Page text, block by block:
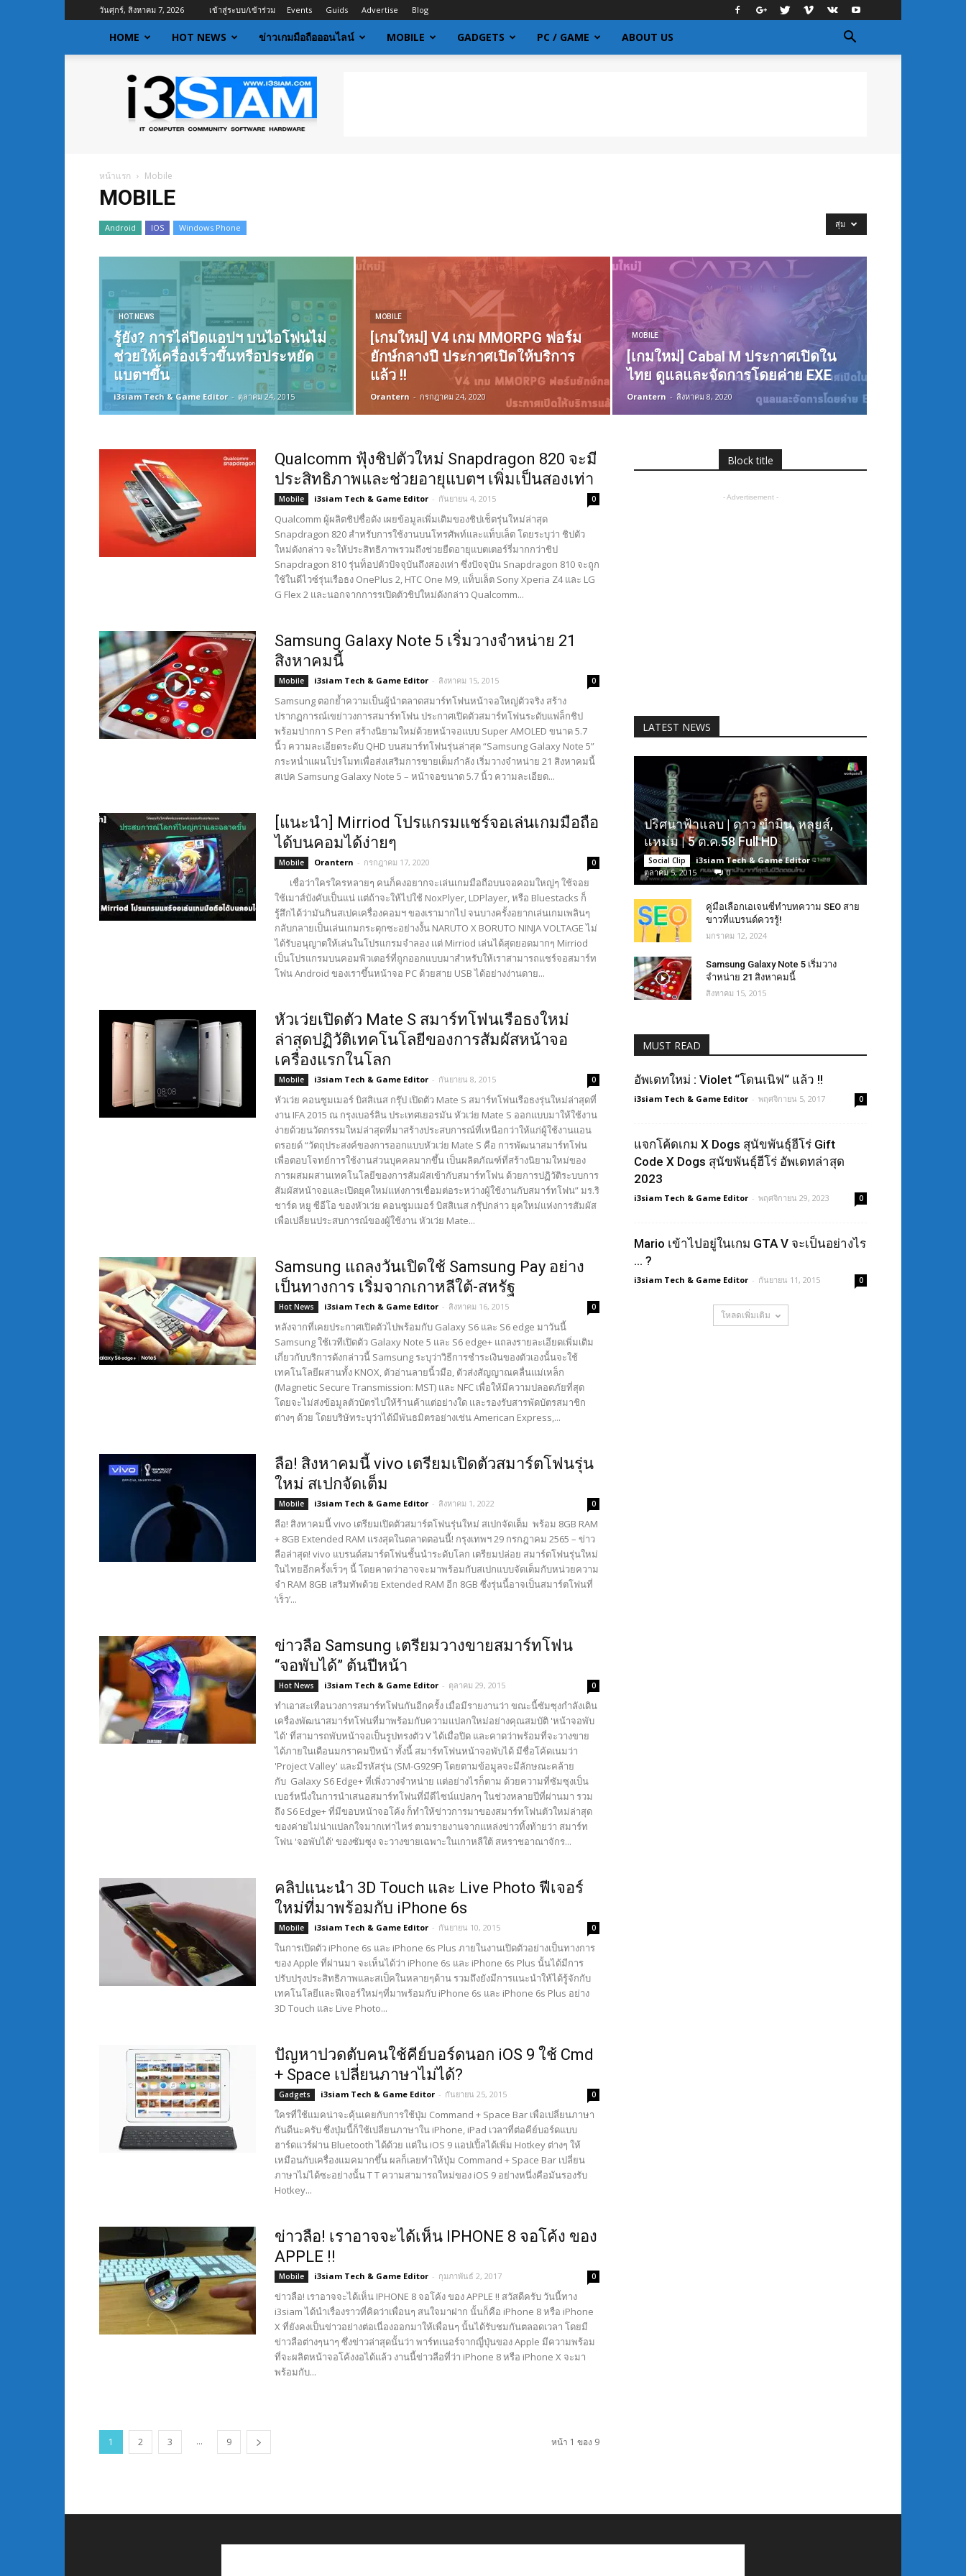
วันศุกร์, สิงหาคม 7, 2026 เข้าสู่ระบบ/เข้าร่วม Events Guids Advertise Blog
HOME HOT NEWS ข่าวเกมมือถือออนไลน์ MOBILE GADGETS PC / GAME ABOUT US
I3siam
ข่าว
ไอที
ข่าวสาร
กับ
เทคโนโลยี
หน้าแรก Mobile
MOBILE
Android IOS Windows Phone สุ่ม
HOT NEWS
รู้ยัง? การไล่ปิดแอปฯ บนไอโฟนไม่
ช่วยให้เครื่องเร็วขึ้นหรือประหยัด
แบตฯขึ้น
i3siam Tech & Game Editor - ตุลาคม 24, 2015
MOBILE
[เกมใหม่] V4 เกม MMORPG ฟอร์ม
ยักษ์กลางปี ประกาศเปิดให้บริการ
แล้ว !!
Orantern - กรกฎาคม 24, 2020
MOBILE
[เกมใหม่] Cabal M ประกาศเปิดใน
ไทย ดูแลและจัดการโดยค่าย EXE
Orantern - สิงหาคม 8, 2020
Qualcomm ฟุ้งชิปตัวใหม่ Snapdragon 820 จะมี
ประสิทธิภาพและช่วยอายุแบตฯ เพิ่มเป็นสองเท่า
Mobile i3siam Tech & Game Editor - กันยายน 4, 2015 0
Qualcomm ผู้ผลิตชิปชื่อดัง เผยข้อมูลเพิ่มเติมของชิปเช็ตรุ่นใหม่ล่าสุด
Snapdragon 820 สำหรับการใช้งานบนโทรศัพท์และแท็บเล็ต โดยระบุว่า ชิปตัว
ใหม่ดังกล่าว จะให้ประสิทธิภาพรวมถึงช่วยยืดอายุแบตเตอร์รี่มากกว่าชิป
Snapdragon 810 รุ่นท็อปตัวปัจจุบันถึงสองเท่า ซึ่งปัจจุบัน Snapdragon 810 จะถูก
ใช้ในดีไวซ์รุ่นเรือธง OnePlus 2, HTC One M9, แท็บเล็ต Sony Xperia Z4 และ LG
G Flex 2 และนอกจากการรเปิดตัวชิปใหม่ดังกล่าว Qualcomm...
Samsung Galaxy Note 5 เริ่มวางจำหน่าย 21
สิงหาคมนี้
Mobile i3siam Tech & Game Editor - สิงหาคม 15, 2015 0
Samsung ตอกย้ำความเป็นผู้นำตลาดสมาร์ทโฟนหน้าจอใหญ่ตัวจริง สร้าง
ปรากฏการณ์เขย่าวงการสมาร์ทโฟน ประกาศเปิดตัวสมาร์ทโฟนระดับแฟล็กชิป
พร้อมปากกา S Pen สร้างนิยามใหม่ด้วยหน้าจอแบบ Super AMOLED ขนาด 5.7
นิ้ว ความละเอียดระดับ QHD บนสมาร์ทโฟนรุ่นล่าสุด “Samsung Galaxy Note 5”
กระหน่ำแผนโปรโมทเพื่อส่งเสริมการขายเต็มกำลัง เริ่มวางจำหน่าย 21 สิงหาคมนี้
สเปค Samsung Galaxy Note 5 – หน้าจอขนาด 5.7 นิ้ว ความละเอียด...
[แนะนำ] Mirriod โปรแกรมแชร์จอเล่นเกมมือถือ
ได้บนคอมได้ง่ายๆ
Mobile Orantern - กรกฎาคม 17, 2020 0
เชื่อว่าใครใครหลายๆ คนก็คงอยากจะเล่นเกมมือถือบนจอคอมใหญ่ๆ ใช้จอย
ใช้เมาส์บังคับเป็นแน่ แต่ถ้าจะให้ไปใช้ NoxPlyer, LDPlayer, หรือ Bluestacks ก็
รู้สึกได้ว่ามันกินสเปคเครื่องคอมฯ ของเรามากไป จนบางครั้งอยากเล่นเกมเพลินๆ
กลับกลายเป็นเล่นเกมกระตุกซะอย่างงั้น NARUTO X BORUTO NINJA VOLTAGE ไม่
ได้รับอนุญาตให้เล่นในโปรแกรมจำลอง แต่ Mirriod เล่นได้สุดยอดมากๆ Mirriod
เป็นโปรแกรมบนคอมพิวเตอร์ที่ถูกออกแบบมาสำหรับให้เราสามารถแชร์จอสมาร์ท
โฟน Android ของเราขึ้นหน้าจอ PC ด้วยสาย USB ได้อย่างง่านดาย...
หัวเว่ยเปิดตัว Mate S สมาร์ทโฟนเรือธงใหม่
ล่าสุดปฏิวัติเทคโนโลยีของการสัมผัสหน้าจอ
เครื่องแรกในโลก
Mobile i3siam Tech & Game Editor - กันยายน 8, 2015 0
หัวเว่ย คอนซูมเมอร์ บิสสิเนส กรุ๊ป เปิดตัว Mate S สมาร์ทโฟนเรือธงรุ่นใหม่ล่าสุดที่
งาน IFA 2015 ณ กรุงเบอร์ลิน ประเทศเยอรมัน หัวเว่ย Mate S ออกแบบมาให้ใช้งาน
ง่ายด้วยนวัตกรรมใหม่ล่าสุดที่มาสร้างประสบการณ์ที่เหนือกว่าให้แก่ผู้ใช้งานแอน
ดรอยด์ “วัตถุประสงค์ของการออกแบบหัวเว่ย Mate S คือ การพัฒนาสมาร์ทโฟน
เพื่อตอบโจทย์การใช้งานส่วนบุคคลมากขึ้น เป็นผลิตภัณฑ์ที่สร้างนิยามใหม่ของ
การผสมผสานเทคโนโลยีของการสัมผัสเข้ากับสมาร์ทโฟน ด้วยการปฏิวัติระบบการ
สัมผัสหน้าจอและเปิดยุคใหม่แห่งการเชื่อมต่อระหว่างผู้ใช้งานกับสมาร์ทโฟน” มร.ริ
ชาร์ด หยู ซีอีโอ ของหัวเว่ย คอนซูมเมอร์ บิสสิเนส กรุ๊ปกล่าว ยุคใหม่แห่งการสัมผัส
เพื่อเปลี่ยนประสบการณ์ของผู้ใช้งาน หัวเว่ย Mate...
Samsung แถลงวันเปิดใช้ Samsung Pay อย่าง
เป็นทางการ เริ่มจากเกาหลีใต้-สหรัฐ
Hot News i3siam Tech & Game Editor - สิงหาคม 16, 2015 0
หลังจากที่เคยประกาศเปิดตัวไปพร้อมกับ Galaxy S6 และ S6 edge มาวันนี้
Samsung ใช้เวทีเปิดตัว Galaxy Note 5 และ S6 edge+ แถลงรายละเอียดเพิ่มเติม
เกี่ยวกับบริการดังกล่าวนี้ Samsung ระบุว่าวิธีการชำระเงินของตัวเองนั้นจะใช้
เทคโนโลยีผสานทั้ง KNOX, ตัวอ่านลายนิ้วมือ, ตัวส่งสัญญาณคลื่นแม่เหล็ก
(Magnetic Secure Transmission: MST) และ NFC เพื่อให้มีความปลอดภัยที่สุด
โดยจะไม่ส่งข้อมูลตัวบัตรไปให้ร้านค้าแต่อย่างใด และรองรับสารพัดบัตรสมาชิก
ต่างๆ ด้วย โดยบริษัทระบุว่าได้มีพันธมิตรอย่างเช่น American Express,...
ลือ! สิงหาคมนี้ vivo เตรียมเปิดตัวสมาร์ตโฟนรุ่น
ใหม่ สเปกจัดเต็ม
Mobile i3siam Tech & Game Editor - สิงหาคม 1, 2022 0
ลือ! สิงหาคมนี้ vivo เตรียมเปิดตัวสมาร์ตโฟนรุ่นใหม่ สเปกจัดเต็ม พร้อม 8GB RAM
+ 8GB Extended RAM แรงสุดในตลาดตอนนี้! กรุงเทพฯ 29 กรกฎาคม 2565 – ข่าว
ลือล่าสุด! vivo แบรนด์สมาร์ตโฟนชั้นนำระดับโลก เตรียมปล่อย สมาร์ตโฟนรุ่นใหม่
ในไทยอีกครั้งเร็วๆ นี้ โดยคาดว่าอาจจะมาพร้อมกับสเปกแบบจัดเต็มกับหน่วยความ
จำ RAM 8GB เสริมทัพด้วย Extended RAM อีก 8GB ซึ่งรุ่นนี้อาจเป็นสมาร์ตโฟนที่
‘เร็ว’...
ข่าวลือ Samsung เตรียมวางขายสมาร์ทโฟน
“จอพับได้” ต้นปีหน้า
Hot News i3siam Tech & Game Editor - ตุลาคม 29, 2015 0
ทำเอาสะเทือนวงการสมาร์ทโฟนกันอีกครั้ง เมื่อมีรายงานว่า ขณะนี้ซัมซุงกำลังเดิน
เครื่องพัฒนาสมาร์ทโฟนที่มาพร้อมกับความแปลกใหม่อย่างคุณสมบัติ 'หน้าจอพับ
ได้' ที่สามารถพับหน้าจอเป็นรูปทรงตัว V ได้เมื่อปิด และคาดว่าพร้อมที่จะวางขาย
ได้ภายในเดือนมกราคมปีหน้า ทั้งนี้ สมาร์ทโฟนหน้าจอพับได้ มีชื่อโค้ดเนมว่า
'Project Valley' และมีรหัสรุ่น (SM-G929F) โดยตามข้อมูลจะมีลักษณะคล้าย
กับ Galaxy S6 Edge+ ที่เพิ่งวางจำหน่าย แต่อย่างไรก็ตาม ด้วยความที่ซัมซุงเป็น
เบอร์หนึ่งในการนำเสนอสมาร์ทโฟนที่มีดีไซน์แปลกๆ ในช่วงหลายปีที่ผ่านมา รวม
ถึง S6 Edge+ ที่มีขอบหน้าจอโค้ง ก็ทำให้ข่าวการมาของสมาร์ทโฟนตัวใหม่ล่าสุด
ของค่ายไม่น่าแปลกใจมากเท่าไหร่ ตามรายงานจากแหล่งข่าวทิ้งท้ายว่า สมาร์ท
โฟน 'จอพับได้' ของซัมซุง จะวางขายเฉพาะในเกาหลีใต้ สหราชอาณาจักร...
คลิปแนะนำ 3D Touch และ Live Photo ฟีเจอร์
ใหม่ที่มาพร้อมกับ iPhone 6s
Mobile i3siam Tech & Game Editor - กันยายน 10, 2015 0
ในการเปิดตัว iPhone 6s และ iPhone 6s Plus ภายในงานเปิดตัวอย่างเป็นทางการ
ของ Apple ที่ผ่านมา จะเห็นได้ว่า iPhone 6s และ iPhone 6s Plus นั้นได้มีการ
ปรับปรุงประสิทธิภาพและสเป็คในหลายๆด้าน รวมถึงยังมีการแนะนำให้ได้รู้จักกับ
เทคโนโลยีและฟีเจอร์ใหม่ๆที่มาพร้อมกับ iPhone 6s และ iPhone 6s Plus อย่าง
3D Touch และ Live Photo...
ปัญหาปวดตับคนใช้คีย์บอร์ดนอก iOS 9 ใช้ Cmd
+ Space เปลี่ยนภาษาไม่ได้?
Gadgets i3siam Tech & Game Editor - กันยายน 25, 2015 0
ใครที่ใช้แมคน่าจะคุ้นเคยกับการใช้ปุ่ม Command + Space Bar เพื่อเปลี่ยนภาษา
กันดีนะครับ ซึ่งปุ่มนี้ก็ใช้เปลี่ยนภาษาใน iPhone, iPad เวลาที่ต่อคีย์บอร์ดแบบ
ฮาร์ดแวร์ผ่าน Bluetooth ได้ด้วย แต่ใน iOS 9 แอปเปิ้ลได้เพิ่ม Hotkey ต่างๆ ให้
เหมือนกับเครื่องแมคมากขึ้น ผลก็เลยทำให้ปุ่ม Command + Space Bar เปลี่ยน
ภาษาไม่ได้ซะอย่างนั้น T T ความสามารถใหม่ของ iOS 9 อย่างหนึ่งคือมันรองรับ
Hotkey...
ข่าวลือ! เราอาจจะได้เห็น IPHONE 8 จอโค้ง ของ
APPLE !!
Mobile i3siam Tech & Game Editor - กุมภาพันธ์ 2, 2017 0
ข่าวลือ! เราอาจจะได้เห็น IPHONE 8 จอโค้ง ของ APPLE !! สวัสดีครับ วันนี้ทาง
i3siam ได้นำเรื่องราวที่คิดว่าเพื่อนๆ สนใจมาฝาก นั้นก็คือ iPhone 8 หรือ iPhone
X ที่ยังคงเป็นข่าวอย่างต่อเนื่องออกมาให้เพื่อนๆ นั้นได้รับชมกันตลอดเวลา โดยมี
ข่าวลือต่างๆนาๆ ซึ่งข่าวล่าสุดนั้นว่า พาร์ทเนอร์จากญี่ปุ่นของ Apple มีความพร้อม
ที่จะผลิตหน้าจอโค้งงอได้แล้ว งานนี้ข่าวลือที่ว่า iPhone 8 หรือ iPhone X จะมา
พร้อมกับ...
1 2 3 ... 9 หน้า 1 ของ 9
Block title
- Advertisement -
LATEST NEWS
ปริศนาฟ้าแลบ | ดาว ขำมิน, หลุยส์,
แหม่ม | 5 ต.ค.58 Full HD
Social Clip i3siam Tech & Game Editor -
ตุลาคม 5, 2015
0
คู่มือเลือกเอเจนซี่ทำบทความ SEO สาย
ขาวที่แบรนด์ควรรู้!
มกราคม 12, 2024
Samsung Galaxy Note 5 เริ่มวาง
จำหน่าย 21 สิงหาคมนี้
สิงหาคม 15, 2015
MUST READ
อัพเดทใหม่ : Violet “โดนเนิฟ“ แล้ว !!
i3siam Tech & Game Editor - พฤศจิกายน 5, 2017 0
แจกโค้ดเกม X Dogs สุนัขพันธุ์ฮีโร่ Gift
Code X Dogs สุนัขพันธุ์ฮีโร่ อัพเดทล่าสุด
2023
i3siam Tech & Game Editor - พฤศจิกายน 29, 2023 0
Mario เข้าไปอยู่ในเกม GTA V จะเป็นอย่างไร
… ?
i3siam Tech & Game Editor - กันยายน 11, 2015 0
โหลดเพิ่มเติม